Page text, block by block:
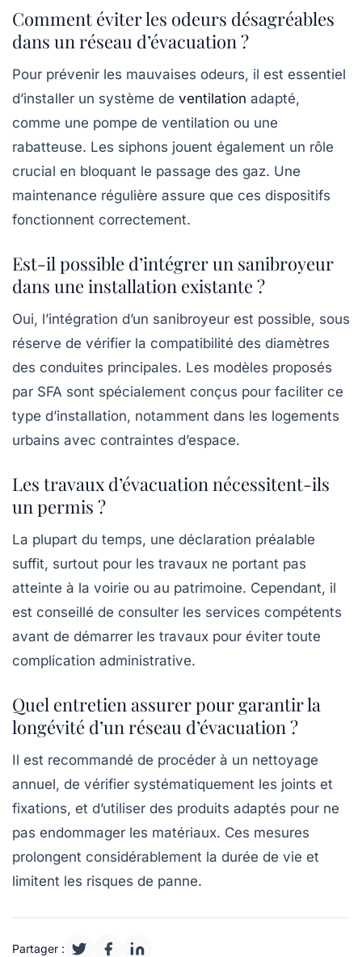
Comment éviter les odeurs désagréables
dans un réseau d’évacuation ?
Pour prévenir les mauvaises odeurs, il est essentiel
d’installer un système de ventilation adapté,
comme une pompe de ventilation ou une
rabatteuse. Les siphons jouent également un rôle
crucial en bloquant le passage des gaz. Une
maintenance régulière assure que ces dispositifs
fonctionnent correctement.
Est-il possible d’intégrer un sanibroyeur
dans une installation existante ?
Oui, l’intégration d’un sanibroyeur est possible, sous
réserve de vérifier la compatibilité des diamètres
des conduites principales. Les modèles proposés
par SFA sont spécialement conçus pour faciliter ce
type d’installation, notamment dans les logements
urbains avec contraintes d’espace.
Les travaux d’évacuation nécessitent-ils
un permis ?
La plupart du temps, une déclaration préalable
suffit, surtout pour les travaux ne portant pas
atteinte à la voirie ou au patrimoine. Cependant, il
est conseillé de consulter les services compétents
avant de démarrer les travaux pour éviter toute
complication administrative.
Quel entretien assurer pour garantir la
longévité d’un réseau d’évacuation ?
Il est recommandé de procéder à un nettoyage
annuel, de vérifier systématiquement les joints et
fixations, et d’utiliser des produits adaptés pour ne
pas endommager les matériaux. Ces mesures
prolongent considérablement la durée de vie et
limitent les risques de panne.
Partager :